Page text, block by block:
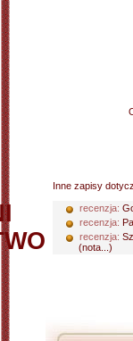
Inne zapisy
recenzja:
recenzja:
recenzja:
(nota...)